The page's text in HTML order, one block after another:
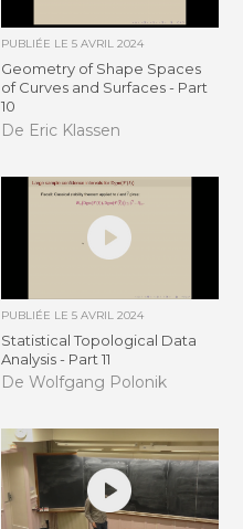
PUBLIÉE LE 5 AVRIL 2024
Geometry of Shape Spaces
of Curves and Surfaces - Part
10
De Eric Klassen
PUBLIÉE LE 5 AVRIL 2024
Statistical Topological Data
Analysis - Part 11
De Wolfgang Polonik